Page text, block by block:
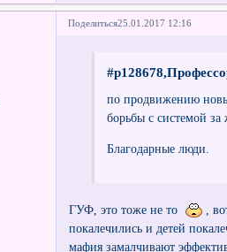
Поделиться25.01.2017 12:16
по продвижению
борьбы с системой
Благодарные люди.
ГУФ, это тоже не то
,
покалечились и детей
мафия замалчивают